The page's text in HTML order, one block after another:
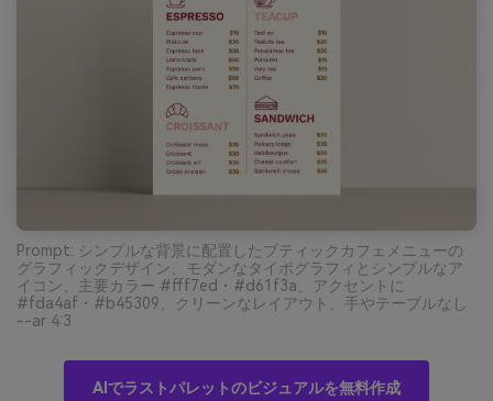
Prompt: シンプルな背景に配置したブティックカフェメニューの
グラフィックデザイン、モダンなタイポグラフィとシンプルなア
イコン、主要カラー #fff7ed・#d61f3a、アクセントに
#fda4af・#b45309、クリーンなレイアウト、手やテーブルなし
--ar 4:3
AIでラストパレットのビジュアルを無料作成